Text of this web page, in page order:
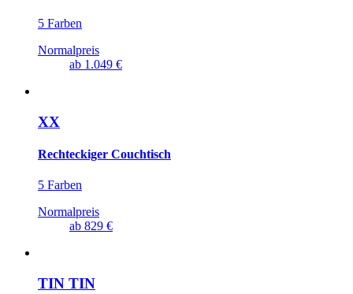
5 Farben
Normalpreis
ab 1.049 €
XX
Rechteckiger Couchtisch
5 Farben
Normalpreis
ab 829 €
TIN TIN